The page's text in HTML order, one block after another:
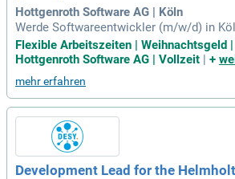
Hottgenroth Software AG | Köln
Werde Softwareentwickler (m/w/d) in
Potenzial in einem agilen Team! Bei
ntwickelst du plattformunabhängige
nd Container-Technologien. Du bringst
T und Angular mit sowie Kenntnisse in
ogrammierung? Wir suchen kreative
entalität und einem MINT-Hintergrund!
ergütung, flexible Arbeitszeiten und
Bewirb dich jetzt und gestalte
von der Idee bis zum finalen Produkt!
Flexible Arbeitszeiten | Weihnachtsgeld
Hottgenroth Software AG | Vollzeit | +
mehr erfahren
Development Lead for the